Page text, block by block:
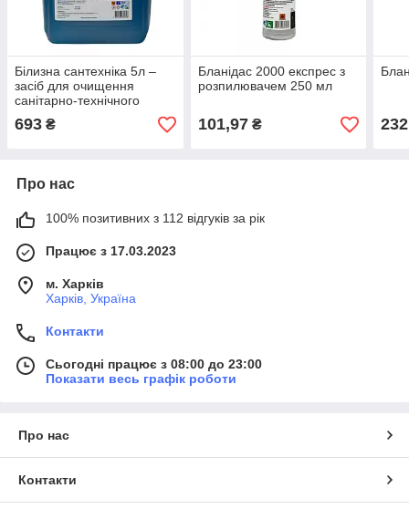
Білизна сантехніка 5л –
засіб для очищення
санітарно-технічного
обладнання
693 ₴
Бланідас 2000 експрес з
розпилювачем 250 мл
101,97₴
Про нас
100% позитивних з 112 відгуків за рік
Працює з 17.03.2023
м. Харків
Харків, Україна
Контакти
Сьогодні працює з 08:00 до 23:00
Показати весь графік роботи
Про нас
Контакти